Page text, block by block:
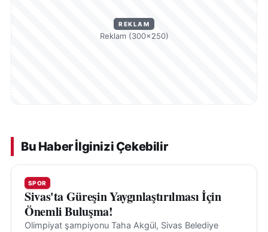
REKLAM
Reklam (300×250)
Bu Haber İlginizi Çekebilir
SPOR
Sivas'ta Güreşin Yaygınlaştırılması İçin
Önemli Buluşma!
Olimpiyat şampiyonu Taha Akgül, Sivas Belediye